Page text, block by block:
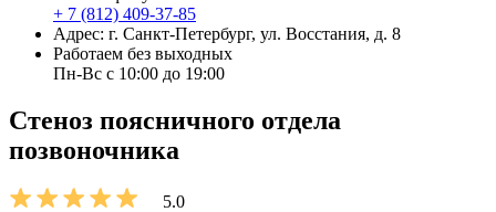
+ 7 (812) 409-37-85
Адрес: г. Санкт-Петербург, ул. Восстания, д. 8
Работаем без выходных
Пн-Вс с 10:00 до 19:00
Стеноз поясничного отдела
позвоночника
5.0